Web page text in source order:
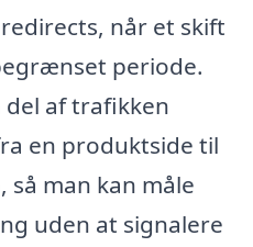
når et skift
periode.
del af trafikken
en produktside til
man kan måle
uden at signalere